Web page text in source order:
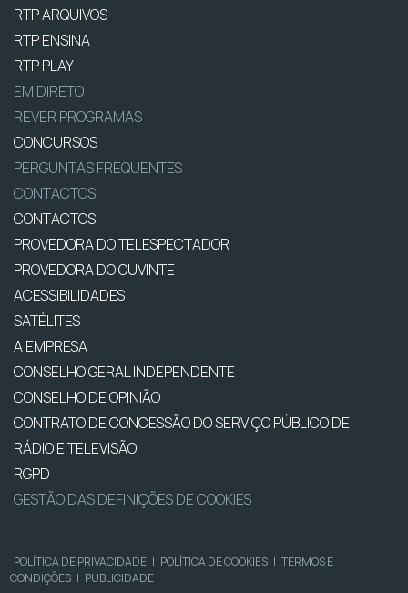
RTP ARQUIVOS
RTP ENSINA
RTP PLAY
EM DIRETO
REVER PROGRAMAS
CONCURSOS
PERGUNTAS FREQUENTES
CONTACTOS
CONTACTOS
PROVEDORA DO TELESPECTADOR
PROVEDORA DO OUVINTE
ACESSIBILIDADES
SATÉLITES
A EMPRESA
CONSELHO GERAL INDEPENDENTE
CONSELHO DE OPINIÃO
CONTRATO DE CONCESSÃO DO SERVIÇO PÚBLICO DE
RÁDIO E TELEVISÃO
RGPD
GESTÃO DAS DEFINIÇÕES DE COOKIES
POLÍTICA DE PRIVACIDADE | POLÍTICA DE COOKIES | TERMOS E
CONDIÇÕES | PUBLICIDADE